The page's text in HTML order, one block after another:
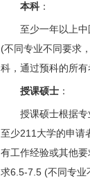
本科 ：
至少一年以上中
(不同专业不同要求
科，通过预科的所有
授课硕士 ：
授课硕士根据专业
至少211大学的申请
有工作经验或其他
求6.5-7.5 (不同专业